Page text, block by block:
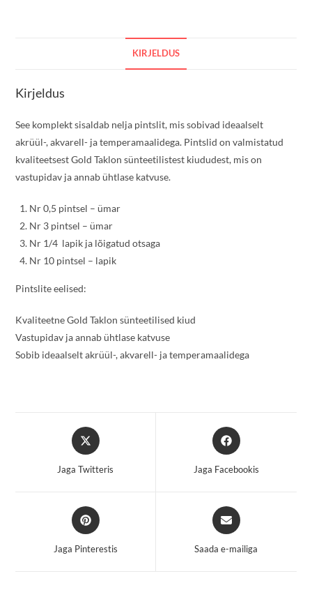
KIRJELDUS
Kirjeldus
See komplekt sisaldab nelja pintslit, mis sobivad ideaalselt
akrüül-, akvarell- ja temperamaalidega. Pintslid on valmistatud
kvaliteetsest Gold Taklon sünteetilistest kiududest, mis on
vastupidav ja annab ühtlase katvuse.
Nr 0,5 pintsel – ümar
Nr 3 pintsel – ümar
Nr 1/4 lapik ja lõigatud otsaga
Nr 10 pintsel – lapik
Pintslite eelised:
Kvaliteetne Gold Taklon sünteetilised kiud
Vastupidav ja annab ühtlase katvuse
Sobib ideaalselt akrüül-, akvarell- ja temperamaalidega
Opens
in
Jaga Twitteris
Opens
in
Jaga Facebookis
Opens
in
Jaga Pinterestis
Opens
in
Saada e-mailiga